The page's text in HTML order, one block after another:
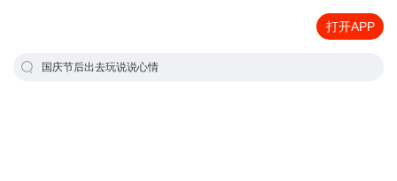
打开APP
国庆节后出去玩说说心情